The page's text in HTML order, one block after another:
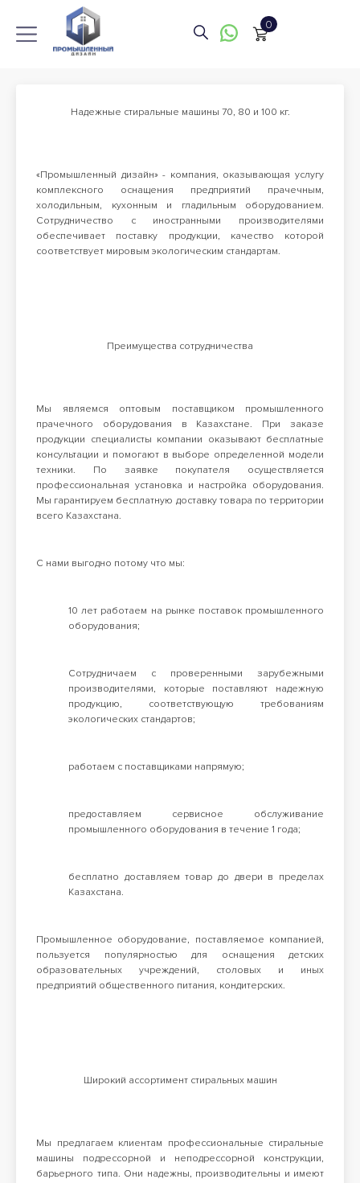
Доставка и оплата
О компании
показать
Конвекционная печь Abat КЭП-4П
98 900 тг
Конвекционная печь Abat КЭП-4П
Конвекционная печь Abat КЭП-4П
98 900 тг
Все результаты
Надежные стиральные машины 70, 80 и 100 кг.
«Промышленный дизайн» - компания, оказывающая услугу
комплексного оснащения предприятий прачечным,
холодильным, кухонным и гладильным оборудованием.
Сотрудничество с иностранными производителями
обеспечивает поставку продукции, качество которой
соответствует мировым экологическим стандартам.
Преимущества сотрудничества
Мы являемся оптовым поставщиком промышленного
прачечного оборудования в Казахстане. При заказе
продукции специалисты компании оказывают бесплатные
консультации и помогают в выборе определенной модели
техники. По заявке покупателя осуществляется
профессиональная установка и настройка оборудования.
Мы гарантируем бесплатную доставку товара по территории
всего Казахстана.
С нами выгодно потому что мы:
10 лет работаем на рынке поставок промышленного
оборудования;
Сотрудничаем с проверенными зарубежными
производителями, которые поставляют надежную
продукцию, соответствующую требованиям
экологических стандартов;
работаем с поставщиками напрямую;
предоставляем сервисное обслуживание
промышленного оборудования в течение 1 года;
бесплатно доставляем товар до двери в пределах
Казахстана.
Промышленное оборудование, поставляемое компанией,
пользуется популярностью для оснащения детских
образовательных учреждений, столовых и иных
предприятий общественного питания, кондитерских.
Широкий ассортимент стиральных машин
Мы предлагаем клиентам профессиональные стиральные
машины подрессорной и неподрессорной конструкции,
барьерного типа. Они надежны, производительны и имеют